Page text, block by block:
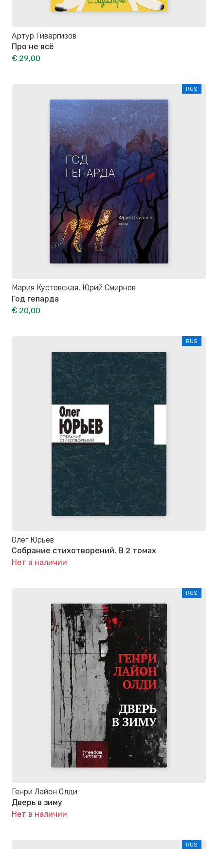
Артур Гиваргизов
Про не всё
€ 29,00
RUS
Мария Кустовская, Юрий Смирнов
Год гепарда
€ 20,00
RUS
Олег Юрьев
Собрание стихотворений. В 2 томах
Нет в наличии
RUS
Генри Лайон Олди
Дверь в зиму
Нет в наличии
RUS